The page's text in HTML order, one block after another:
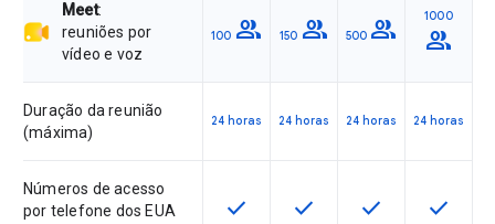
Meet:
reuniões por
vídeo e voz
100 group 150 group 500 group 1000
group
Duração da reunião
(máxima)
24 horas 24 horas 24 horas 24 horas
Números de acesso
por telefone dos EUA
Este recurso está disponível para
check Este recurso está
check Este recurso
check Este
check